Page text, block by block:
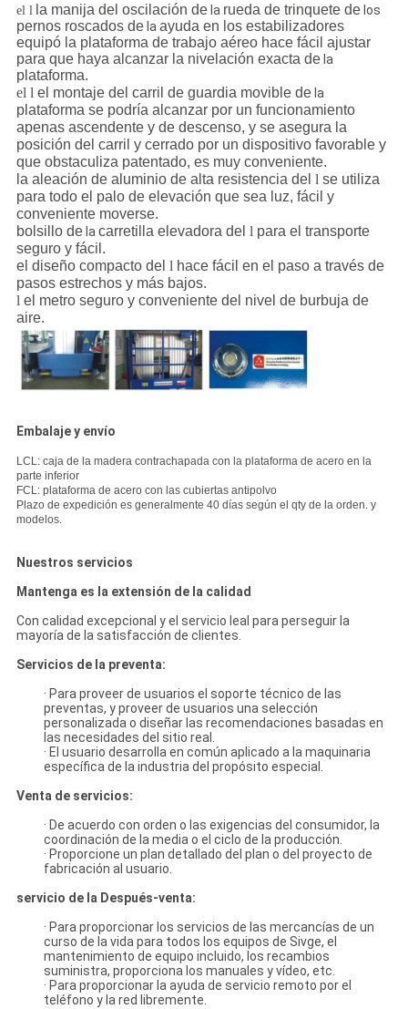
el l la manija del oscilación dela rueda de trinquete delos
pernos roscados dela ayuda en los estabilizadores
equipó la plataforma de trabajo aéreo hace fácil ajustar
para que haya alcanzar la nivelación exacta dela
plataforma.
el l el montaje del carril de guardia movible dela
plataforma se podría alcanzar por un funcionamiento
apenas ascendente y de descenso, y se asegura la
posición del carril y cerrado por un dispositivo favorable y
que obstaculiza patentado, es muy conveniente.
la aleación de aluminio de alta resistencia del l se utiliza
para todo el palo de elevación que sea luz, fácil y
conveniente moverse.
bolsillo dela carretilla elevadora del l para el transporte
seguro y fácil.
el diseño compacto del l hace fácil en el paso a través de
pasos estrechos y más bajos.
l el metro seguro y conveniente del nivel de burbuja de
aire.
Embalaje y envío
LCL: caja de la madera contrachapada con la plataforma de acero en la
parte inferior
FCL: plataforma de acero con las cubiertas antipolvo
Plazo de expedición es generalmente 40 días según el qty de la orden. y
modelos.
Nuestros servicios
Mantenga es la extensión de la calidad
Con calidad excepcional y el servicio leal para perseguir la
mayoría de la satisfacción de clientes.
Servicios de la preventa:
· Para proveer de usuarios el soporte técnico de las
preventas, y proveer de usuarios una selección
personalizada o diseñar las recomendaciones basadas en
las necesidades del sitio real.
· El usuario desarrolla en común aplicado a la maquinaria
específica de la industria del propósito especial.
Venta de servicios:
· De acuerdo con orden o las exigencias del consumidor, la
coordinación de la media o el ciclo de la producción.
· Proporcione un plan detallado del plan o del proyecto de
fabricación al usuario.
servicio de la Después-venta:
· Para proporcionar los servicios de las mercancías de un
curso de la vida para todos los equipos de Sivge, el
mantenimiento de equipo incluido, los recambios
suministra, proporciona los manuales y vídeo, etc.
· Para proporcionar la ayuda de servicio remoto por el
teléfono y la red libremente.